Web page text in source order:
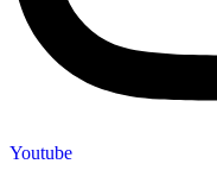
Youtube